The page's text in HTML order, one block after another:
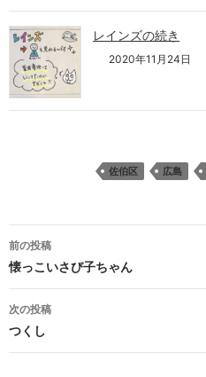
レインズの続き
2020年11月24日
佐伯区 広島
投
稿
ナ
ビ
前の投稿
懐っこいさび子ちゃん
次の投稿
つくし